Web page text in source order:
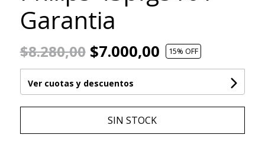
Garantia
$8.280,00$7.000,00 15% OFF
Ver cuotas y descuentos
SIN STOCK